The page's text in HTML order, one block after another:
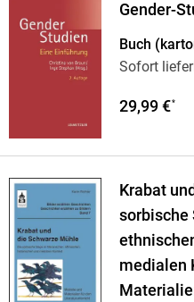
Gender-
Buch
Sofort
29,99 €*
Krabat
sorbische
medialen